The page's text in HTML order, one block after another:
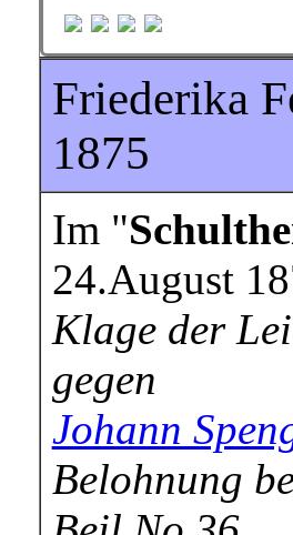
Friederika
1875
Im "
24.August
Klage der
gegen
Johann
Belohnung